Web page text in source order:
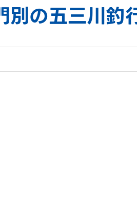
別の五三川